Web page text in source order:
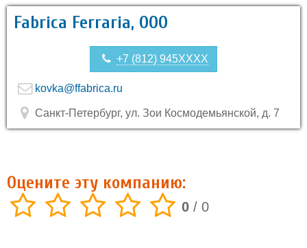
Fabrica Ferraria, ООО
+7 (812) 945XXXX
kovka@ffabrica.ru
Санкт-Петербург, ул. Зои Космодемьянской, д. 7
Оцените эту компанию:
0 / 0